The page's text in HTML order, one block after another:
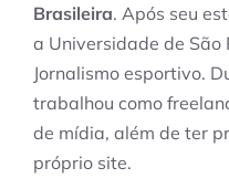
Brasileira. Após seu
a Universidade de São
Jornalismo esportivo.
trabalhou como
de mídia, além de ter
próprio site.